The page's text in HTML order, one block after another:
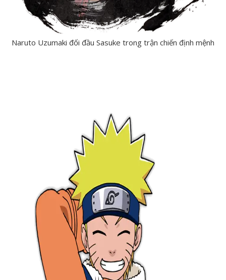
Naruto Uzumaki đối đầu Sasuke trong trận chiến định mệnh